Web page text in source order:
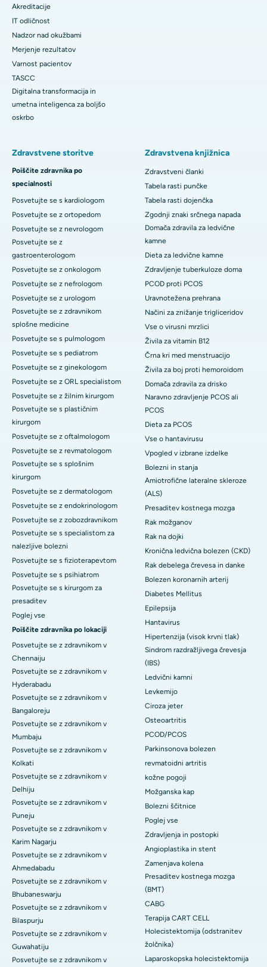
Akreditacije
IT odličnost
Nadzor nad okužbami
Merjenje rezultatov
Varnost pacientov
TASCC
Digitalna transformacija in
umetna inteligenca za boljšo
oskrbo
Zdravstvene storitve
Poiščite zdravnika po
specialnosti
Posvetujte se s kardiologom
Posvetujte se z ortopedom
Posvetujte se z nevrologom
Posvetujte se z
gastroenterologom
Posvetujte se z onkologom
Posvetujte se z nefrologom
Posvetujte se z urologom
Posvetujte se z zdravnikom
splošne medicine
Posvetujte se s pulmologom
Posvetujte se s pediatrom
Posvetujte se z ginekologom
Posvetujte se z ORL specialistom
Posvetujte se z žilnim kirurgom
Posvetujte se s plastičnim
kirurgom
Posvetujte se z oftalmologom
Posvetujte se z revmatologom
Posvetujte se s splošnim
kirurgom
Posvetujte se z dermatologom
Posvetujte se z endokrinologom
Posvetujte se z zobozdravnikom
Posvetujte se s specialistom za
nalezljive bolezni
Posvetujte se s fizioterapevtom
Posvetujte se s psihiatrom
Posvetujte se s kirurgom za
presaditev
Poglej vse
Poiščite zdravnika po lokaciji
Posvetujte se z zdravnikom v
Chennaiju
Posvetujte se z zdravnikom v
Hyderabadu
Posvetujte se z zdravnikom v
Bangaloreju
Posvetujte se z zdravnikom v
Mumbaju
Posvetujte se z zdravnikom v
Kolkati
Posvetujte se z zdravnikom v
Delhiju
Posvetujte se z zdravnikom v
Puneju
Posvetujte se z zdravnikom v
Karim Nagarju
Posvetujte se z zdravnikom v
Ahmedabadu
Posvetujte se z zdravnikom v
Bhubaneswarju
Posvetujte se z zdravnikom v
Bilaspurju
Posvetujte se z zdravnikom v
Guwahatiju
Posvetujte se z zdravnikom v
Zdravstvena knjižnica
Zdravstveni članki
Tabela rasti punčke
Tabela rasti dojenčka
Zgodnji znaki srčnega napada
Domača zdravila za ledvične
kamne
Dieta za ledvične kamne
Zdravljenje tuberkuloze doma
PCOD proti PCOS
Uravnotežena prehrana
Načini za znižanje trigliceridov
Vse o virusni mrzlici
Živila za vitamin B12
Črna kri med menstruacijo
Živila za boj proti hemoroidom
Domača zdravila za drisko
Naravno zdravljenje PCOS ali
PCOS
Dieta za PCOS
Vse o hantavirusu
Vpogled v izbrane izdelke
Bolezni in stanja
Amiotrofične lateralne skleroze
(ALS)
Presaditev kostnega mozga
Rak možganov
Rak na dojki
Kronična ledvična bolezen (CKD)
Rak debelega črevesa in danke
Bolezen koronarnih arterij
Diabetes Mellitus
Epilepsija
Hantavirus
Hipertenzija (visok krvni tlak)
Sindrom razdražljivega črevesja
(IBS)
Ledvični kamni
Levkemijo
Ciroza jeter
Osteoartritis
PCOD/PCOS
Parkinsonova bolezen
revmatoidni artritis
kožne pogoji
Možganska kap
Bolezni ščitnice
Poglej vse
Zdravljenja in postopki
Angioplastika in stent
Zamenjava kolena
Presaditev kostnega mozga
(BMT)
CABG
Terapija CART CELL
Holecistektomija (odstranitev
žolčnika)
Laparoskopska holecistektomija